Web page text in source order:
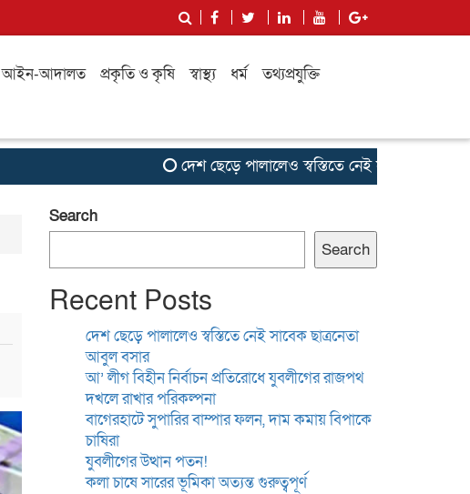
আইন-আদালত প্রকৃতি ও কৃষি স্বাস্থ্য ধর্ম
তথ্যপ্রযুক্তি
দেশ ছেড়ে পালালেও স্বস্তিতে নেই সাবেক ছাত্রনেতা
Search
Search
Recent Posts
দেশ ছেড়ে পালালেও স্বস্তিতে নেই সাবেক ছাত্রনেতা
আবুল বসার
আ’ লীগ বিহীন নির্বাচন প্রতিরোধে যুবলীগের রাজপথ
দখলে রাখার পরিকল্পনা
বাগেরহাটে সুপারির বাম্পার ফলন, দাম কমায় বিপাকে
চাষিরা
যুবলীগের উত্থান পতন!
কলা চাষে সারের ভূমিকা অত্যন্ত গুরুত্বপূর্ণ